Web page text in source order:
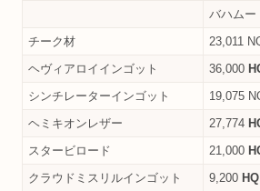
バハムー
チーク材
23,011
ヘヴィアロイインゴット
36,000
シンチレーターインゴット
19,075
ヘミキオンレザー
27,774
スタービロード
21,000
クラウドミスリルインゴット
9,200 HQ